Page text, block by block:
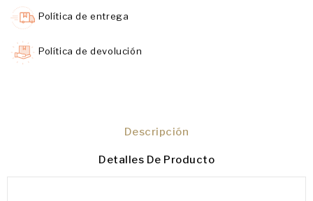
Política de entrega
Política de devolución
Descripción
Detalles De Producto